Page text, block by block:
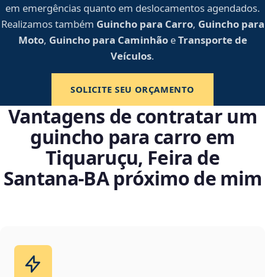
em emergências quanto em deslocamentos agendados.
Realizamos também Guincho para Carro, Guincho para
Moto, Guincho para CaminhãoeTransporte de
Veículos.
SOLICITE SEU ORÇAMENTO
Vantagens de contratar um
guincho para carro em
Tiquaruçu, Feira de
Santana‑BA próximo de mim